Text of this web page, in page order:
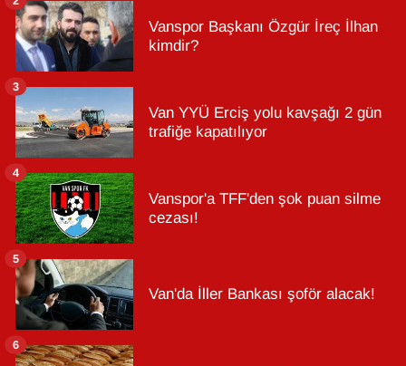
Vanspor Başkanı Özgür İreç İlhan
kimdir?
Van YYÜ Erciş yolu kavşağı 2 gün
trafiğe kapatılıyor
3
Vanspor'a TFF'den şok puan silme
cezası!
4
Van'da İller Bankası şoför alacak!
5
6